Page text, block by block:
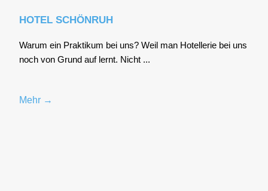
HOTEL SCHÖNRUH
War­um ein Prak­ti­kum bei uns? Weil man Hotel­le­rie bei uns
noch von Grund auf lernt. Nicht ...
Mehr →